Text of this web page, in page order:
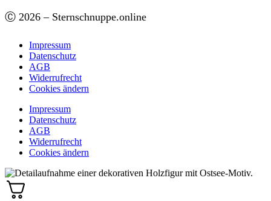
Ⓒ 2026 – Sternschnuppe.online
Impressum
Datenschutz
AGB
Widerrufrecht
Cookies ändern
Impressum
Datenschutz
AGB
Widerrufrecht
Cookies ändern